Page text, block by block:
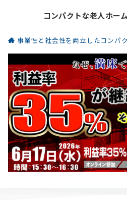
コンパクトな老人ホー
事業性と社会性を両立したコンパクト